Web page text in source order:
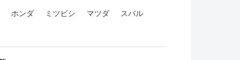
ホンダ ミツビシ マツダ
スバル